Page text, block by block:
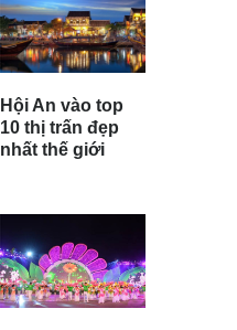
Hội An vào top
10 thị trấn đẹp
nhất thế giới